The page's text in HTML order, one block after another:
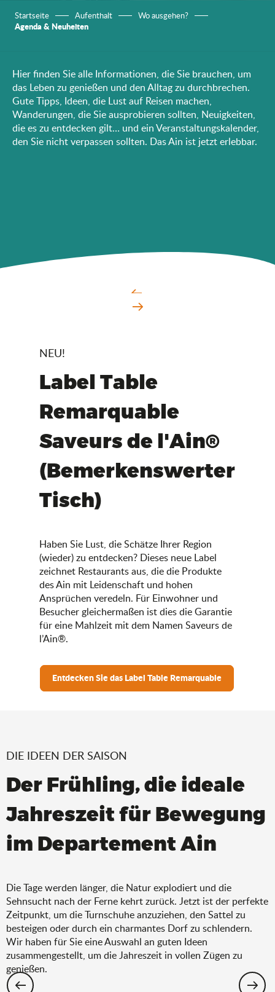
Startseite Aufenthalt Wo ausgehen?
Agenda & Neuheiten
Hier finden Sie alle Informationen, die Sie brauchen, um
das Leben zu genießen und den Alltag zu durchbrechen.
Gute Tipps, Ideen, die Lust auf Reisen machen,
Wanderungen, die Sie ausprobieren sollten, Neuigkeiten,
die es zu entdecken gilt… und ein Veranstaltungskalender,
den Sie nicht verpassen sollten. Das Ain ist jetzt erlebbar.
NEU!
Label Table
Remarquable
Saveurs de l'Ain®
(Bemerkenswerter
Tisch)
Haben Sie Lust, die Schätze Ihrer Region
(wieder) zu entdecken? Dieses neue Label
zeichnet Restaurants aus, die die Produkte
des Ain mit Leidenschaft und hohen
Ansprüchen veredeln. Für Einwohner und
Besucher gleichermaßen ist dies die Garantie
für eine Mahlzeit mit dem Namen Saveurs de
l’Ain®.
Entdecken Sie das Label Table Remarquable
DIE IDEEN DER SAISON
Der Frühling, die ideale
Jahreszeit für Bewegung
im Departement Ain
Die Tage werden länger, die Natur explodiert und die
Sehnsucht nach der Ferne kehrt zurück. Jetzt ist der perfekte
Zeitpunkt, um die Turnschuhe anzuziehen, den Sattel zu
besteigen oder durch ein charmantes Dorf zu schlendern.
Wir haben für Sie eine Auswahl an guten Ideen
zusammengestellt, um die Jahreszeit in vollen Zügen zu
genießen.
Wandern: Die Auswahl für den Frühling